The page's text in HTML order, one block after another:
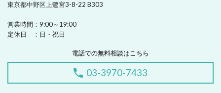
東京都中野区上鷺宮3-8-22 B303
営業時間： 9:00～19:00
定休日 ： 日・祝日
電話での無料相談はこちら
03-3970-7433